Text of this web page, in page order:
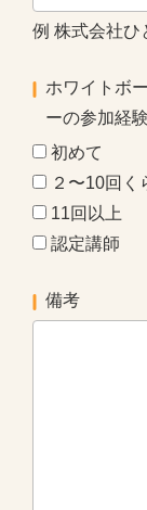
例 株式会社ひ
ホワイトボ
ーの参加経験
初めて
２〜10回く
11回以上
認定講師
備考